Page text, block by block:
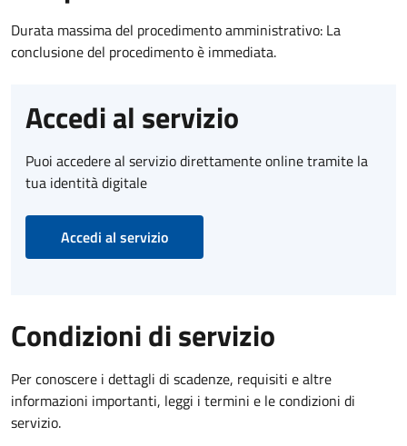
Durata massima del procedimento amministrativo: La
conclusione del procedimento è immediata.
Accedi al servizio
Puoi accedere al servizio direttamente online tramite la
tua identità digitale
Accedi al servizio
Condizioni di servizio
Per conoscere i dettagli di scadenze, requisiti e altre
informazioni importanti, leggi i termini e le condizioni di
servizio.